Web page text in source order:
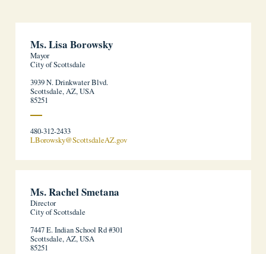
Ms. Lisa Borowsky
Mayor
City of Scottsdale
3939 N. Drinkwater Blvd.
Scottsdale, AZ, USA
85251
480-312-2433
LBorowsky@ScottsdaleAZ.gov
Ms. Rachel Smetana
Director
City of Scottsdale
7447 E. Indian School Rd #301
Scottsdale, AZ, USA
85251